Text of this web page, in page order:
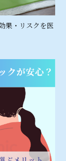
果・リスクを医